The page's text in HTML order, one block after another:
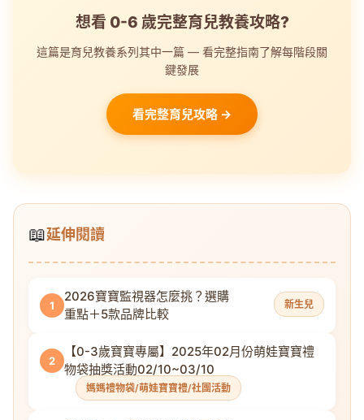
想看 0-6 歲完整育兒教養攻略?
這篇是育兒教養系列其中一篇 — 看完整指南了解每階段關
鍵發展
看完整育兒攻略 →
📖延伸閱讀
1
2026寶寶監視器怎麼挑？選購
重點＋5款品牌比較
新生兒
2
【0-3歲寶寶專屬】2025年02月份萌娃寶寶禮
物袋抽獎活動02/10~03/10
媽媽禮物袋/萌娃寶寶禮/社團活動